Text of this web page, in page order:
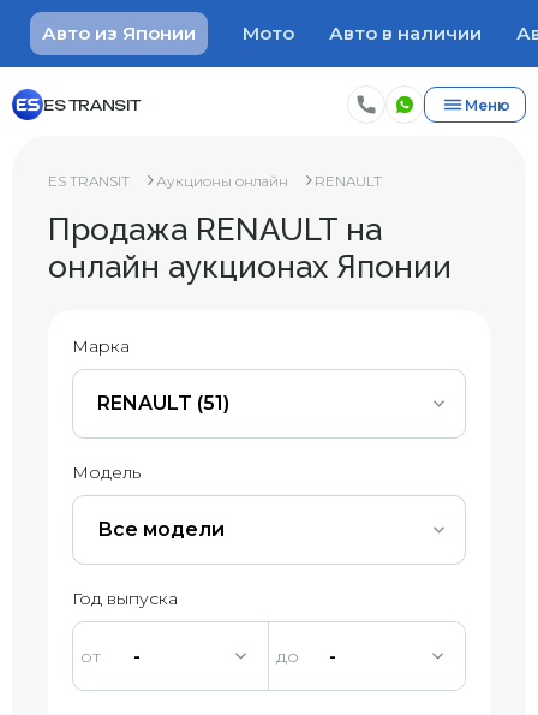
Авто из Японии Мото Авто в наличии
ES TRANSIT Меню
ES TRANSIT Аукционы онлайн RENAULT
Продажа RENAULT на
онлайн аукционах Японии
Марка
RENAULT (51)
Модель
Все модели
Год выпуска
- -